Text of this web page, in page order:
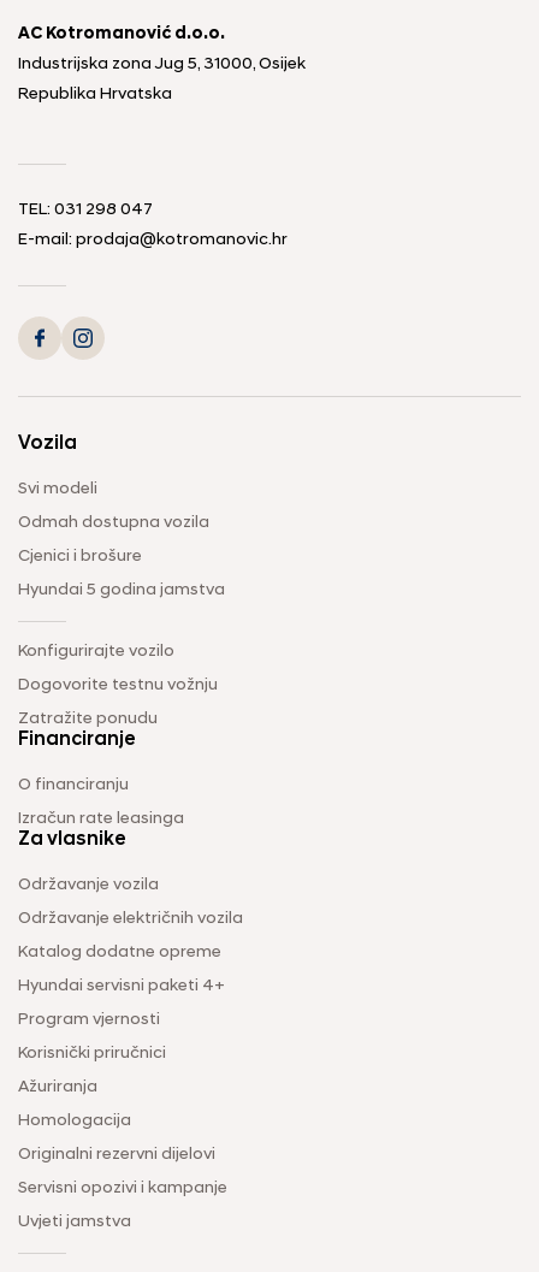
AC Kotromanović d.o.o.
Industrijska zona Jug 5, 31000, Osijek
Republika Hrvatska
TEL: 031 298 047
E-mail: prodaja@kotromanovic.hr
Vozila
Svi modeli
Odmah dostupna vozila
Cjenici i brošure
Hyundai 5 godina jamstva
Konfigurirajte vozilo
Dogovorite testnu vožnju
Zatražite ponudu
Financiranje
O financiranju
Izračun rate leasinga
Za vlasnike
Održavanje vozila
Održavanje električnih vozila
Katalog dodatne opreme
Hyundai servisni paketi 4+
Program vjernosti
Korisnički priručnici
Ažuriranja
Homologacija
Originalni rezervni dijelovi
Servisni opozivi i kampanje
Uvjeti jamstva